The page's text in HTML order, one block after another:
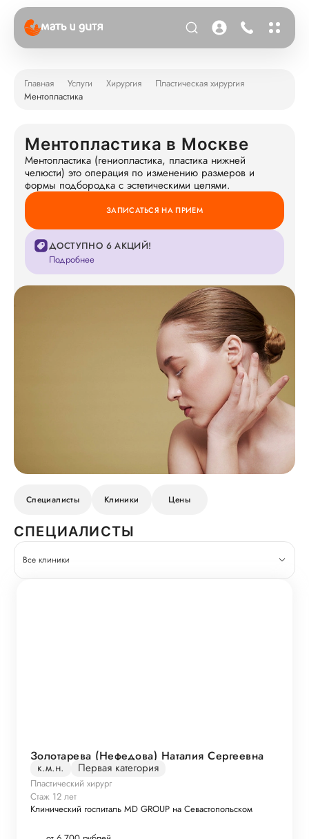
Главная Услуги Хирургия
Пластическая хирургия
Ментопластика
Ментопластика в Москве
Ментопластика (гениопластика, пластика нижней
челюсти) это операция по изменению размеров и
формы подбородка с эстетическими целями.
ЗАПИСАТЬСЯ НА ПРИЕМ
ДОСТУПНО 6 АКЦИЙ!
Подробнее
Специалисты Клиники Цены
СПЕЦИАЛИСТЫ
Все клиники
Золотарева (Нефедова) Наталия Сергеевна
к.м.н. Первая категория
Пластический хирург
Стаж 12 лет
Клинический госпиталь MD GROUP на Севастопольском